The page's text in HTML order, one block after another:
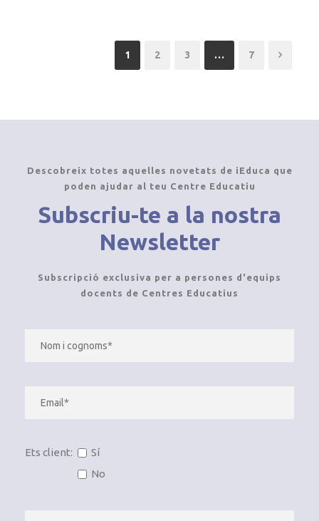
1 2 3 … 7
Descobreix totes aquelles novetats de iEduca que
poden ajudar al teu Centre Educatiu
Subscriu-te a la nostra
Newsletter
Subscripció exclusiva per a persones d'equips
docents de Centres Educatius
Ets client:
Sí
No